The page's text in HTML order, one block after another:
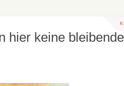
hier keine